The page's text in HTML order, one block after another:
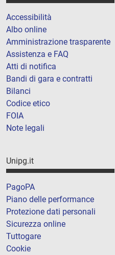
Accessibilità
Albo online
Amministrazione trasparente
Assistenza e FAQ
Atti di notifica
Bandi di gara e contratti
Bilanci
Codice etico
FOIA
Note legali
Unipg.it
PagoPA
Piano delle performance
Protezione dati personali
Sicurezza online
Tuttogare
Cookie